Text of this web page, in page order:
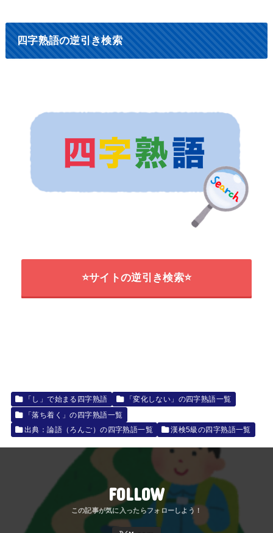
四字熟語の逆引き検索
⭐サイトの逆引き検索⭐
「し」で始まる四字熟語
「変化しない」の四字熟語一覧
「落ち着く」の四字熟語一覧
出典：論語（ろんご）の四字熟語一覧
漢検5級の四字熟語一覧
FOLLOW